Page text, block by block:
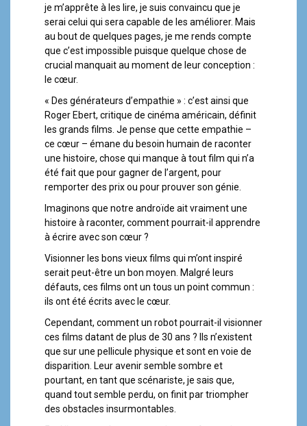
je m’apprête à les lire, je suis convaincu que je
serai celui qui sera capable de les améliorer. Mais
au bout de quelques pages, je me rends compte
que c’est impossible puisque quelque chose de
crucial manquait au moment de leur conception :
le cœur.
« Des générateurs d’empathie » : c’est ainsi que
Roger Ebert, critique de cinéma américain, définit
les grands films. Je pense que cette empathie –
ce cœur – émane du besoin humain de raconter
une histoire, chose qui manque à tout film qui n’a
été fait que pour gagner de l’argent, pour
remporter des prix ou pour prouver son génie.
Imaginons que notre androïde ait vraiment une
histoire à raconter, comment pourrait-il apprendre
à écrire avec son cœur ?
Visionner les bons vieux films qui m’ont inspiré
serait peut-être un bon moyen. Malgré leurs
défauts, ces films ont un tous un point commun :
ils ont été écrits avec le cœur.
Cependant, comment un robot pourrait-il visionner
ces films datant de plus de 30 ans ? Ils n’existent
que sur une pellicule physique et sont en voie de
disparition. Leur avenir semble sombre et
pourtant, en tant que scénariste, je sais que,
quand tout semble perdu, on finit par triompher
des obstacles insurmontables.